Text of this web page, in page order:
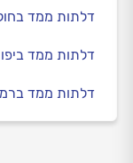
דלתות ממד
דלתות ממד ביפו
דלתות ממד